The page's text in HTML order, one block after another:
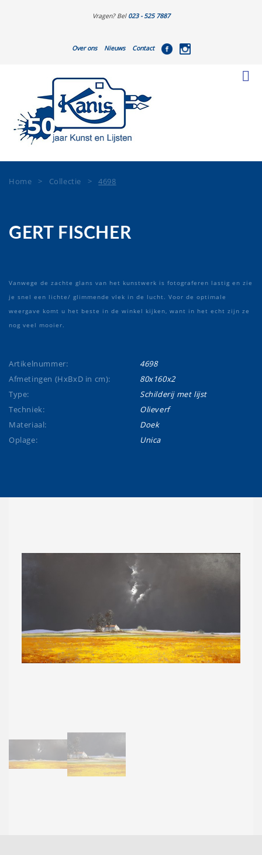
Vragen? Bel 023 - 525 7887
Over ons Nieuws Contact
Home > Collectie >4698
GERT FISCHER
Vanwege de zachte glans van het kunstwerk is fotograferen lastig en zie
je snel een lichte/ glimmende vlek in de lucht. Voor de optimale
weergave komt u het beste in de winkel kijken, want in het echt zijn ze
nog veel mooier.
Artikelnummer:
4698
Afmetingen (HxBxD in cm):
80x160x2
Type:
Schilderij met lijst
Techniek:
Olieverf
Materiaal:
Doek
Oplage:
Unica